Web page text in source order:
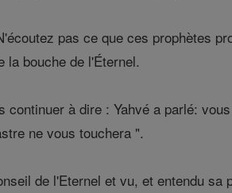
pas ce que ces prophètes
la bouche de l'Éternel.
continuer à dire : Yahvé a parlé:
ne vous touchera ".
de l'Eternel et vu, et entendu